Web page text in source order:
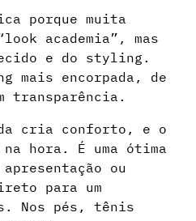
porque muita
academia”, mas
e do styling.
mais encorpada, de
transparência.
cria conforto, e o
hora. É uma ótima
ou
para um
Nos pés, tênis